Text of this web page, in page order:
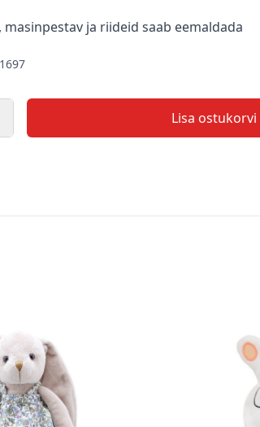
masinpestav ja riideid saab eemaldada
Lisa ostukorvi